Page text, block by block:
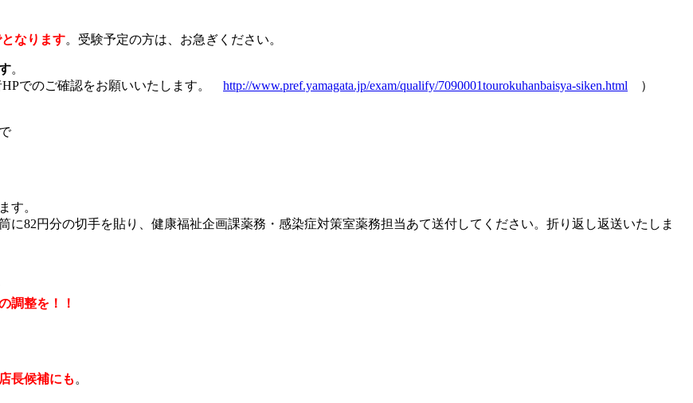
なります。受験予定の方は、お急ぎください。
。
HPでのご確認をお願いいたします。 http://www.pref.yamagata.jp/exam/qualify/7090001tourokuhanbaisya-siken.html ）
す。
82円分の切手を貼り、健康福祉企画課薬務・感染症対策室薬務担当あて送付してください。折り返し返送いたしま
調整を！！
長候補にも 。